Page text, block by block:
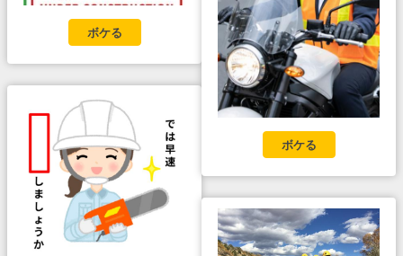
ボケる
ボケる